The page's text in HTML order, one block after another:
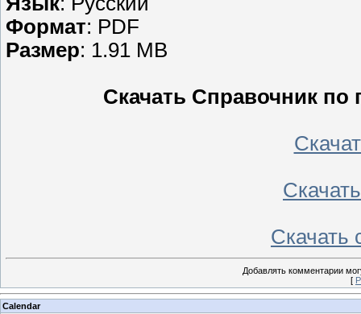
Формат: PDF
Размер: 1.91 MB
Скачать Справочник
Скачать
Добавлять комментарии
[
Calendar